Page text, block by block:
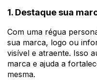
1. Destaque sua
Com uma régua
sua marca, logo ou
visível e atraente. Isso
marca e ajuda a
mesma.